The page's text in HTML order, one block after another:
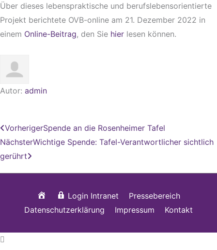
Über dieses lebenspraktische und berufslebensorientierte
Projekt berichtete OVB-online am 21. Dezember 2022 in
einem Online-Beitrag, den Sie hier lesen können.
Autor: admin
Zurück
VorherigerSpende an die Rosenheimer Tafel
NächsterWichtige Spende: Tafel-Verantwortlicher sichtlich
gerührt
Nächster
StartseiteLogin Intranet
Pressebereich
Datenschutzerklärung
Impressum Kontakt